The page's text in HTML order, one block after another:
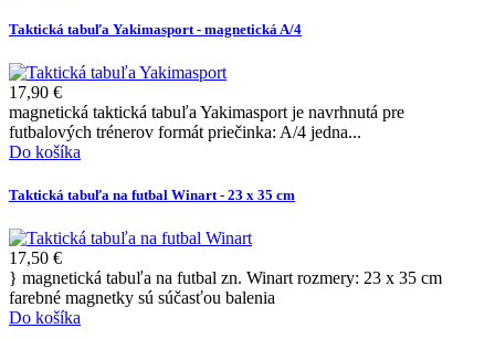
Taktická tabuľa Yakimasport - magnetická A/4
17,90 €
magnetická taktická tabuľa Yakimasport je navrhnutá pre
futbalových trénerov formát priečinka: A/4 jedna...
Do košíka
Taktická tabuľa na futbal Winart - 23 x 35 cm
17,50 €
} magnetická tabuľa na futbal zn. Winart rozmery: 23 x 35 cm
farebné magnetky sú súčasťou balenia
Do košíka